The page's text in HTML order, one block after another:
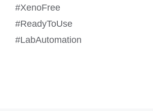
#XenoFree
#ReadyToUse
#LabAutomation